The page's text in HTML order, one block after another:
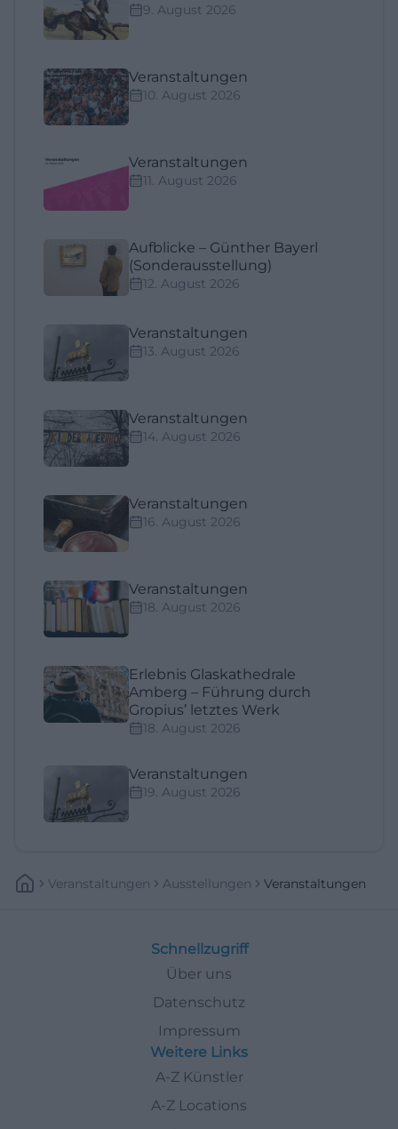
9. August 2026
Veranstaltungen
10. August 2026
Veranstaltungen
11. August 2026
Aufblicke – Günther Bayerl
(Sonderausstellung)
12. August 2026
Veranstaltungen
13. August 2026
Veranstaltungen
14. August 2026
Veranstaltungen
16. August 2026
Veranstaltungen
18. August 2026
Erlebnis Glaskathedrale
Amberg – Führung durch
Gropius’ letztes Werk
18. August 2026
Veranstaltungen
19. August 2026
Veranstaltungen Ausstellungen Veranstaltungen
Schnellzugriff
Über uns
Datenschutz
Impressum
Weitere Links
A-Z Künstler
A-Z Locations